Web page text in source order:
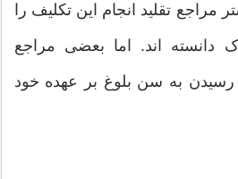
مراجع تقلید انجام این تکلیف را
دانسته اند. اما بعضی مراجع
به سن بلوغ بر عهده خود